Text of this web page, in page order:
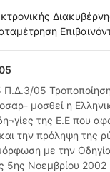
05 Τροποποίηση
μοσθεί η
της Ε.Ε που
την πρόληψη της
με την
5ης Νοεμβρίου